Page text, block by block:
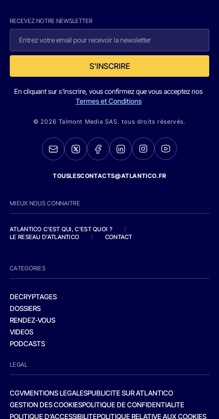
RECEVEZ NOTRE NEWSLETTER
S'INSCRIRE
En cliquant sur s'inscrire, vous confirmez que vous acceptez nos
Termes et Conditions
© 2026 Talmont Media SAS. tous droits réservés.
TOUSLESCONTACTS@ATLANTICO.FR
MIEUX NOUS CONNAITRE
ATLANTICO C'EST QUI, C'EST QUOI ?
/
LE RESEAU D'ATLANTICO
/ CONTACT
CATEGORIES
DECRYPTAGES
DOSSIERS
RENDEZ-VOUS
VIDEOS
PODCASTS
LEGAL
CGVMENTIONS LEGALESPUBLICITE SUR ATLANTICO
GESTION DES COOKIESPOLITIQUE DE CONFIDENTIALITE
POLITIQUE D’ACCESSIBILITEPOLITIQUE RELATIVE AUX COOKIES